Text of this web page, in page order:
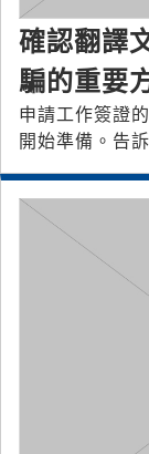
確認翻譯
騙的重要
申請工作簽證
開始準備。告